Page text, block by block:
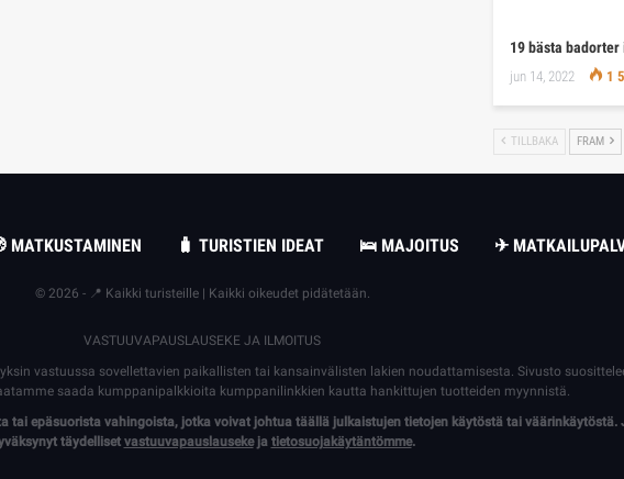
19 bästa
jun 14, 2022 1
TILLBAKA FRAM
MATKUSTAMINEN 🧳 TURISTIEN IDEAT 🛌 MAJOITUS ✈
© 2026 - 📍 Kaikki turisteille | Kaikki oikeudet pidätetään.
VASTUUVAPAUSLAUSEKE JA ILMOITUS
vastuussa sovellettavien paikallisten tai kansainvälisten lakien noudattamisesta. Sivusto
saada kumppanipalkkioita kumppanilinkkien kautta hankittujen tuotteiden myynnistä.
tai epäsuorista vahingoista, jotka voivat johtua täällä julkaistujen tietojen käytöstä tai
täydelliset vastuuvapauslausekeja tietosuojakäytäntömme.